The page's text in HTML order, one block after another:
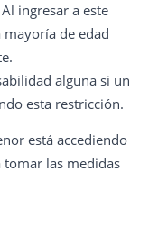
ingresar a este
de edad
alguna si un
esta restricción.
está accediendo
tomar las medidas